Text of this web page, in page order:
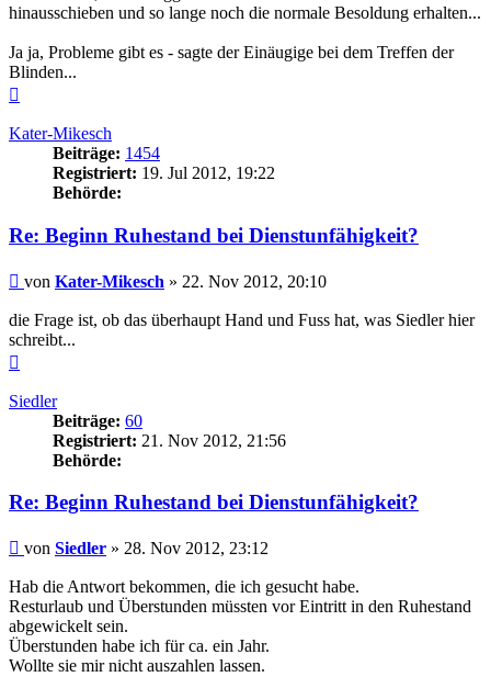
hinausschieben und so lange noch die normale Besoldung erhalten...
Ja ja, Probleme gibt es - sagte der Einäugige bei dem Treffen der
Blinden...
Kater-Mikesch
Beiträge: 1454
Registriert: 19. Jul 2012, 19:22
Behörde:
Re: Beginn Ruhestand bei Dienstunfähigkeit?
Beitrag
von Kater-Mikesch » 22. Nov 2012, 20:10
die Frage ist, ob das überhaupt Hand und Fuss hat, was Siedler hier
schreibt...
Siedler
Beiträge: 60
Registriert: 21. Nov 2012, 21:56
Behörde:
Re: Beginn Ruhestand bei Dienstunfähigkeit?
Beitrag
von Siedler » 28. Nov 2012, 23:12
Hab die Antwort bekommen, die ich gesucht habe.
Resturlaub und Überstunden müssten vor Eintritt in den Ruhestand
abgewickelt sein.
Überstunden habe ich für ca. ein Jahr.
Wollte sie mir nicht auszahlen lassen.